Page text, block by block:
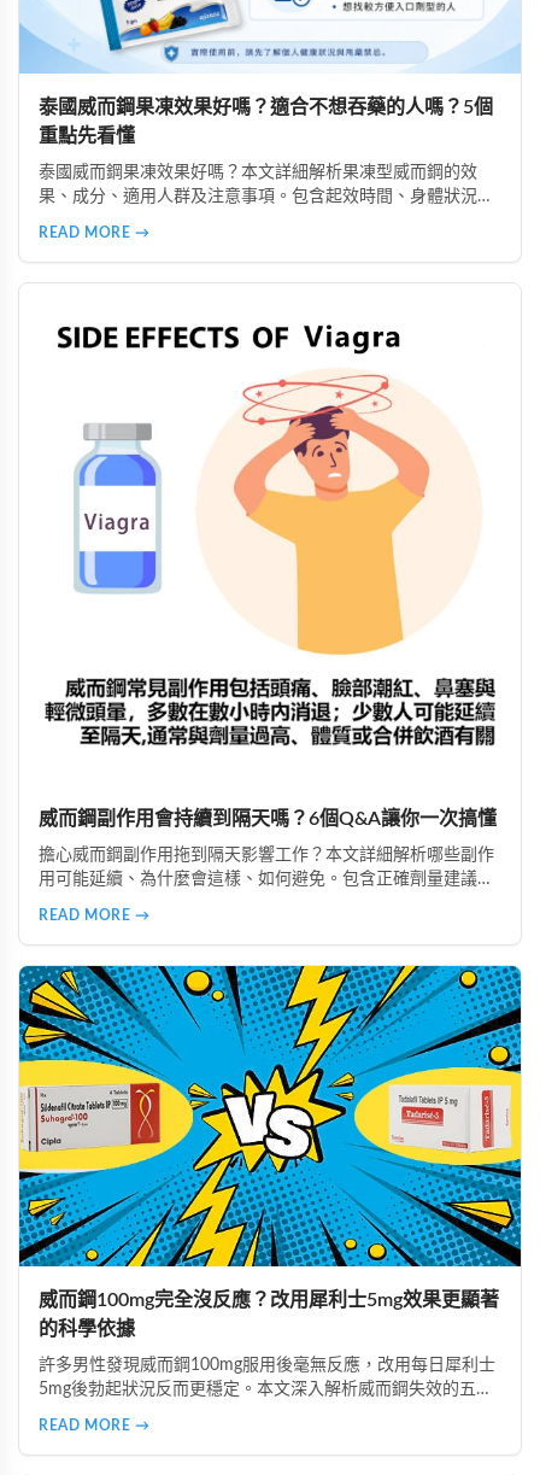
泰國威而鋼果凍效果好嗎？適合不想吞藥的人嗎？5個
重點先看懂
泰國威而鋼果凍效果好嗎？本文詳細解析果凍型威而鋼的效
果、成分、適用人群及注意事項。包含起效時間、身體狀況影
READ MORE →
威而鋼副作用會持續到隔天嗎？6個Q&A讓你一次搞懂
擔心威而鋼副作用拖到隔天影響工作？本文詳細解析哪些副作
用可能延續、為什麼會這樣、如何避免。包含正確劑量建議、
READ MORE →
威而鋼100mg完全沒反應？改用犀利士5mg效果更顯著
的科學依據
許多男性發現威而鋼100mg服用後毫無反應，改用每日犀利士
5mg後勃起狀況反而更穩定。本文深入解析威而鋼失效的五大
READ MORE →